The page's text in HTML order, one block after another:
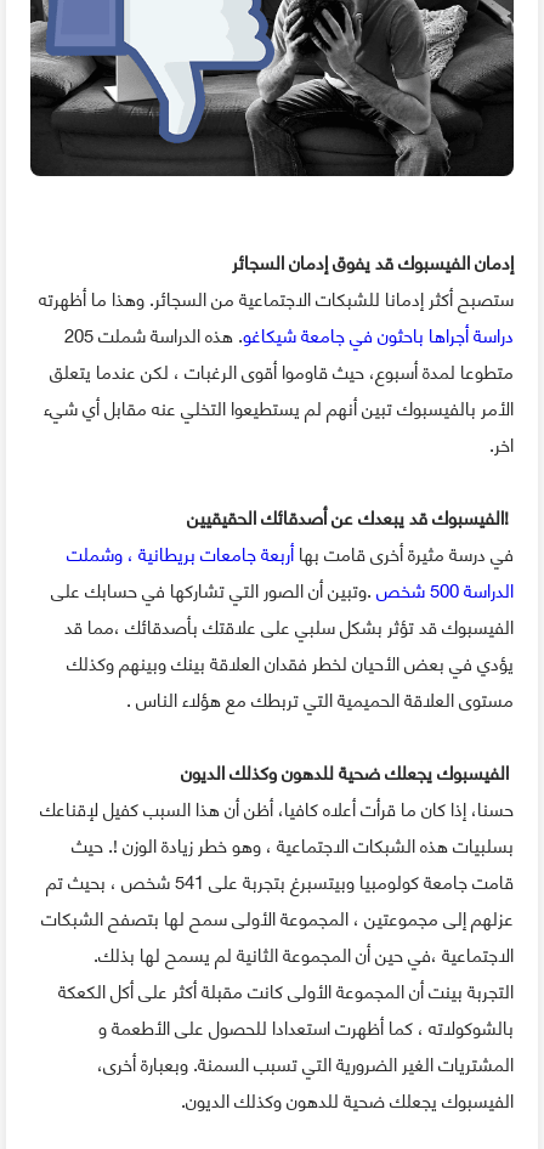
إدمان الفيسبوك قد يفوق إدمان السجائر
ستصبح أكثر إدمانا للشبكات الاجتماعية من السجائر. وهذا ما أظهرته
دراسة أجراها باحثون في جامعة شيكاغو
. هذه الدراسة شملت 205
متطوعا لمدة أسبوع، حيث قاوموا أقوى الرغبات ، لكن عندما يتعلق
الأمر بالفيسبوك تبين أنهم لم يستطيعوا التخلي عنه مقابل أي شيء
اخر.
!الفيسبوك قد يبعدك عن أصدقائك الحقيقيين
في درسة مثيرة أخرى قامت بهاأربعة جامعات بريطانية ، وشملت
الدراسة 500 شخص
.وتبين أن الصور التي تشاركها في حسابك على
الفيسبوك قد تؤثر بشكل سلبي على علاقتك بأصدقائك ،مما قد
يؤدي في بعض الأحيان لخطر فقدان العلاقة بينك وبينهم وكذلك
مستوى العلاقة الحميمية التي تربطك مع هؤلاء الناس .
الفيسبوك يجعلك ضحية للدهون وكذلك الديون
حسنا، إذا كان ما قرأت أعلاه كافيا، أظن أن هذا السبب كفيل لإقناعك
بسلبيات هذه الشبكات الاجتماعية ، وهو خطر زيادة الوزن !. حيث
قامت جامعة كولومبيا وبيتسبرغ بتجربة على 541 شخص ، بحيث تم
عزلهم إلى مجموعتين ، المجموعة الأولى سمح لها بتصفح الشبكات
الاجتماعية ،في حين أن المجموعة الثانية لم يسمح لها بذلك.
التجربة بينت أن المجموعة الأولى كانت مقبلة أكثر على أكل الكعكة
بالشوكولاته ، كما أظهرت استعدادا للحصول على الأطعمة و
المشتريات الغير الضرورية التي تسبب السمنة. وبعبارة أخرى،
الفيسبوك يجعلك ضحية للدهون وكذلك الديون.